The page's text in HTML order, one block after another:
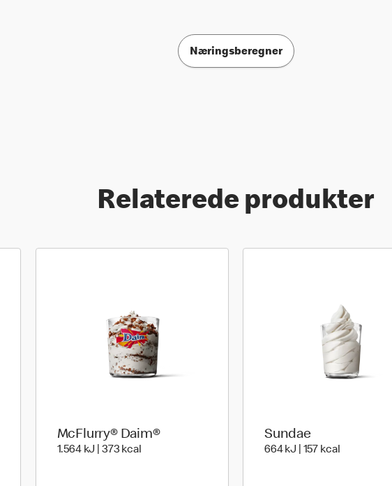
Næringsberegner
Relaterede produkter
| 353 kilo calories
McFlurry® Daim®
1.564 kJ | 373 kcal 1.564 kilo joules | 373 kilo calories
Sundae
664 kJ | 157 kcal 664 kilo